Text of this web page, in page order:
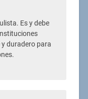
Es y debe
duradero para